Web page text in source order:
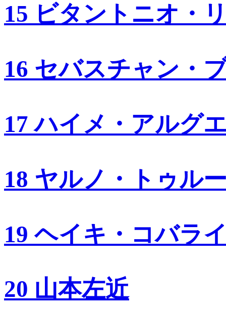
15 ビタントニオ・
16 セバスチャン・
17 ハイメ・アルグ
18 ヤルノ・トゥル
19 ヘイキ・コバラ
20 山本左近